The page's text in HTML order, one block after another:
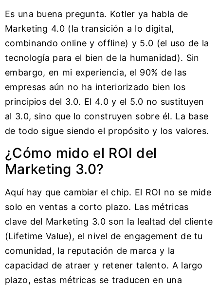
Es una buena pregunta. Kotler ya habla de
Marketing 4.0 (la transición a lo digital,
combinando online y offline) y 5.0 (el uso de la
tecnología para el bien de la humanidad). Sin
embargo, en mi experiencia, el 90% de las
empresas aún no ha interiorizado bien los
principios del 3.0. El 4.0 y el 5.0 no sustituyen
al 3.0, sino que lo construyen sobre él. La base
de todo sigue siendo el propósito y los valores.
¿Cómo mido el ROI del
Marketing 3.0?
Aquí hay que cambiar el chip. El ROI no se mide
solo en ventas a corto plazo. Las métricas
clave del Marketing 3.0 son la lealtad del cliente
(Lifetime Value), el nivel de engagement de tu
comunidad, la reputación de marca y la
capacidad de atraer y retener talento. A largo
plazo, estas métricas se traducen en una